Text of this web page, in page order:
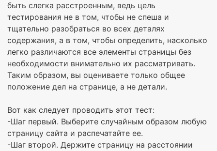
быть слегка расстроенным, ведь цель
тестирования не в том, чтобы не спеша и
тщательно разобраться во всех деталях
содержания, а в том, чтобы определить, насколько
легко различаются все элементы страницы без
необходимости внимательно их рассматривать.
Таким образом, вы оцениваете только общее
положение дел на странице, а не детали.
Вот как следует проводить этот тест:
-Шаг первый. Выберите случайным образом любую
страницу сайта и распечатайте ее.
-Шаг второй. Держите страницу на расстоянии